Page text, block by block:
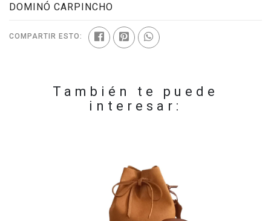
DOMINÓ CARPINCHO
COMPARTIR ESTO:
También te puede
interesar: